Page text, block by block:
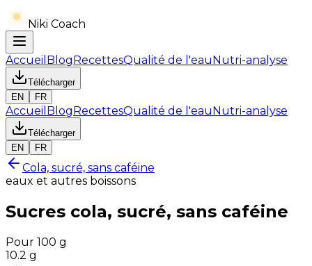
Niki Coach
Accueil BlogRecettesQualité de l'eauNutri-analyse
Télécharger
EN
FR
Accueil BlogRecettesQualité de l'eauNutri-analyse
Télécharger
EN
FR
Cola, sucré, sans caféine
eaux et autres boissons
Sucres cola, sucré, sans caféine
Pour 100 g
10.2 g